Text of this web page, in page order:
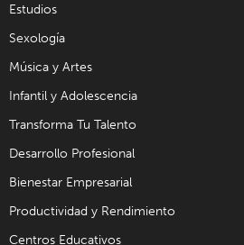
Estudios
Sexología
Música y Artes
Infantil y Adolescencia
Transforma Tu Talento
Desarrollo Profesional
Bienestar Empresarial
Productividad y Rendimiento
Centros Educativos